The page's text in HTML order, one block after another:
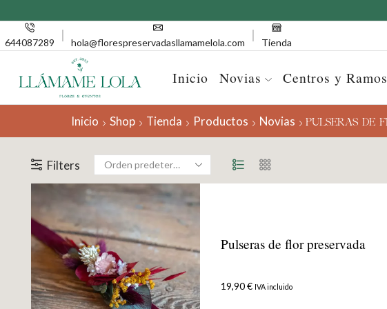
644087289 hola@florespreservadasllamamelola.com Tienda
Inicio Novias Centros y Ramos
Inicio Shop Tienda Productos Novias PULSERAS DE
Filters
Pulseras de flor preservada
19,90€ IVA incluido